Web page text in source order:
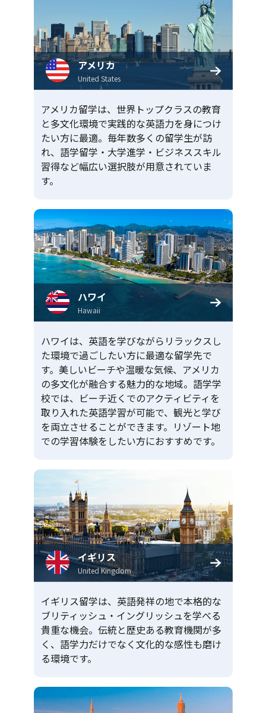
アメリカ
United States
アメリカ留学は、世界トップクラスの教育
と多文化環境で実践的な英語力を身につけ
たい方に最適。毎年数多くの留学生が訪
れ、語学留学・大学進学・ビジネススキル
習得など幅広い選択肢が用意されていま
す。
ハワイ
Hawaii
ハワイは、英語を学びながらリラックスし
た環境で過ごしたい方に最適な留学先で
す。美しいビーチや温暖な気候、アメリカ
の多文化が融合する魅力的な地域。語学学
校では、ビーチ近くでのアクティビティを
取り入れた英語学習が可能で、観光と学び
を両立させることができます。リゾート地
での学習体験をしたい方におすすめです。
イギリス
United Kingdom
イギリス留学は、英語発祥の地で本格的な
ブリティッシュ・イングリッシュを学べる
貴重な機会。伝統と歴史ある教育機関が多
く、語学力だけでなく文化的な感性も磨け
る環境です。